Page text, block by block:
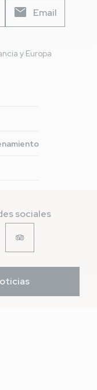
mail Email
y Europa
sociales